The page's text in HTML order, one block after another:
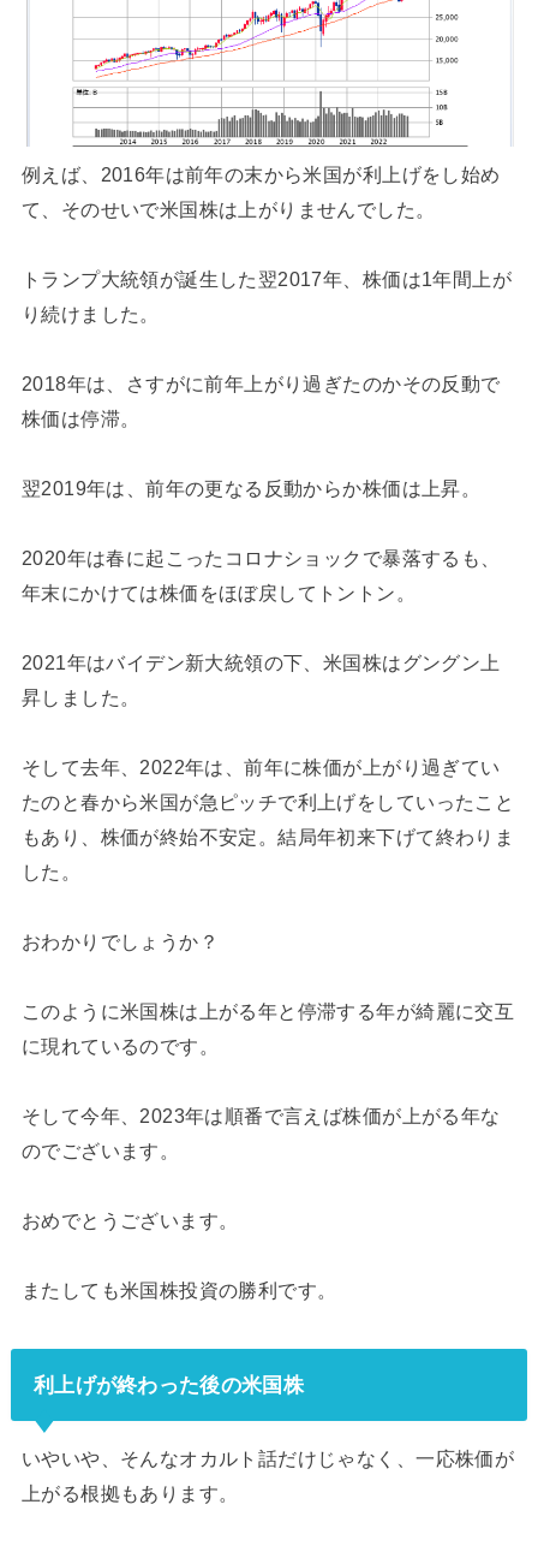
例えば、2016年は前年の末から米国が利上げをし始め
て、そのせいで米国株は上がりませんでした。
トランプ大統領が誕生した翌2017年、株価は1年間上が
り続けました。
2018年は、さすがに前年上がり過ぎたのかその反動で
株価は停滞。
翌2019年は、前年の更なる反動からか株価は上昇。
2020年は春に起こったコロナショックで暴落するも、
年末にかけては株価をほぼ戻してトントン。
2021年はバイデン新大統領の下、米国株はグングン上
昇しました。
そして去年、2022年は、前年に株価が上がり過ぎてい
たのと春から米国が急ピッチで利上げをしていったこと
もあり、株価が終始不安定。結局年初来下げて終わりま
した。
おわかりでしょうか？
このように米国株は上がる年と停滞する年が綺麗に交互
に現れているのです。
そして今年、2023年は順番で言えば株価が上がる年な
のでございます。
おめでとうございます。
またしても米国株投資の勝利です。
利上げが終わった後の米国株
いやいや、そんなオカルト話だけじゃなく、一応株価が
上がる根拠もあります。